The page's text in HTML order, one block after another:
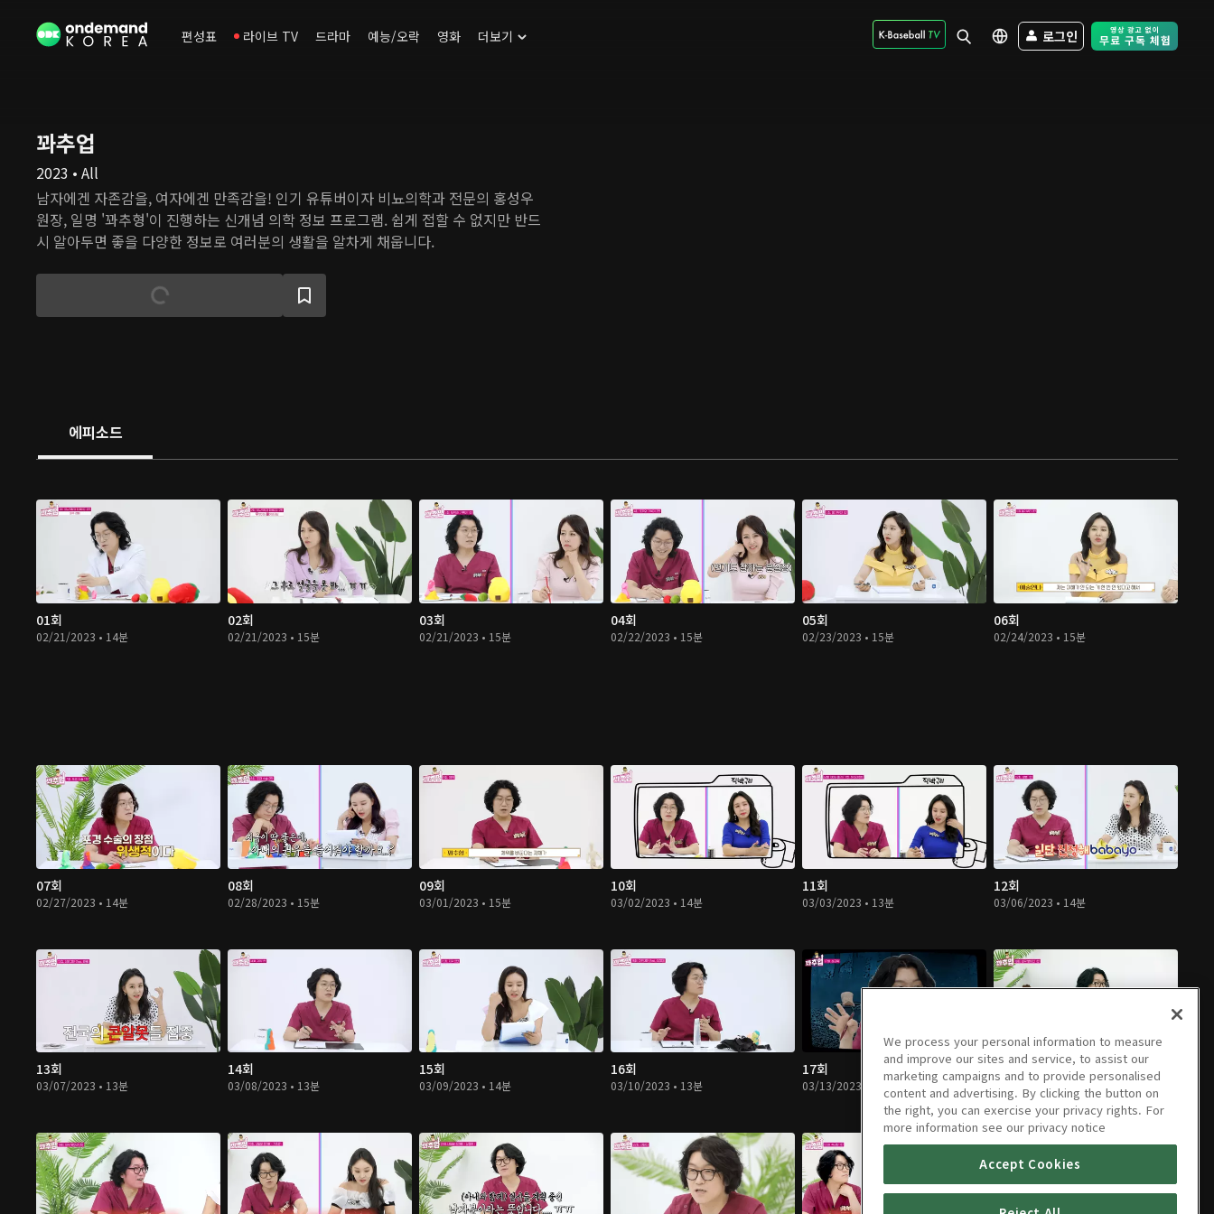
편성표 라이브 TV 드라마 예능/오락 영화 더보기 로그인 Free Trial -
꽈추업
2023 • All
남자에겐 자존감을, 여자에겐 만족감을! 인기 유튜버이자 비뇨의학과 전문의 홍성우
원장, 일명 '꽈추형'이 진행하는 신개념 의학 정보 프로그램. 쉽게 접할 수 없지만 반드
시 알아두면 좋을 다양한 정보로 여러분의 생활을 알차게 채웁니다.
에피소드
01회
02/21/2023 • 14분
02회
02/21/2023 • 15분
03회
02/21/2023 • 15분
04회
02/22/2023 • 15분
05회
02/23/2023 • 15분
06회
02/24/2023 • 15분
07회
02/27/2023 • 14분
08회
02/28/2023 • 15분
09회
03/01/2023 • 15분
10회
03/02/2023 • 14분
11회
03/03/2023 • 13분
12회
03/06/2023 • 14분
13회
03/07/2023 • 13분
14회
03/08/2023 • 13분
15회
03/09/2023 • 14분
16회
03/10/2023 • 13분
17회
03/13/2023 • 14분
18회
03/14/2023 • 15분
We process your personal information to measure
and improve our sites and service, to assist our
marketing campaigns and to provide personalised
content and advertising. By clicking the button on
the right, you can exercise your privacy rights. For
more information see our privacy notice
Accept Cookies